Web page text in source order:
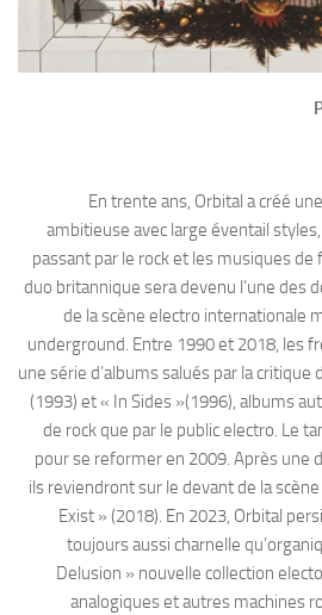
En trente ans, Orbital a créé
ambitieuse avec large éventail styles,
passant par le rock et les musiques de
duo britannique sera devenu l’une des
de la scène electro internationale
underground. Entre 1990 et 2018, les
une série d’albums salués par la critique
(1993) et « ​​In Sides »(1996), albums
de rock que par le public electro. Le
pour se reformer en 2009. Après une
ils reviendront sur le devant de la
Exist » (2018). En 2023, Orbital
toujours aussi charnelle
Delusion » nouvelle collection
analogiques et autres machines